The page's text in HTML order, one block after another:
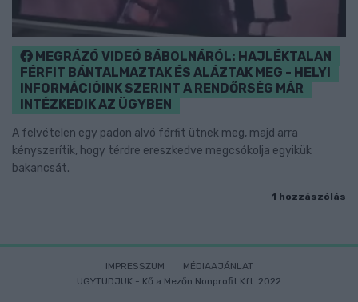
MEGRÁZÓ VIDEÓ BÁBOLNÁRÓL: HAJLÉKTALAN
FÉRFIT BÁNTALMAZTAK ÉS ALÁZTAK MEG - HELYI
INFORMÁCIÓINK SZERINT A RENDŐRSÉG MÁR
INTÉZKEDIK AZ ÜGYBEN
A felvételen egy padon alvó férfit ütnek meg, majd arra
kényszerítik, hogy térdre ereszkedve megcsókolja egyikük
bakancsát.
1 hozzászólás
IMPRESSZUM
MÉDIAAJÁNLAT
UGYTUDJUK - Kő a Mezőn Nonprofit Kft. 2022